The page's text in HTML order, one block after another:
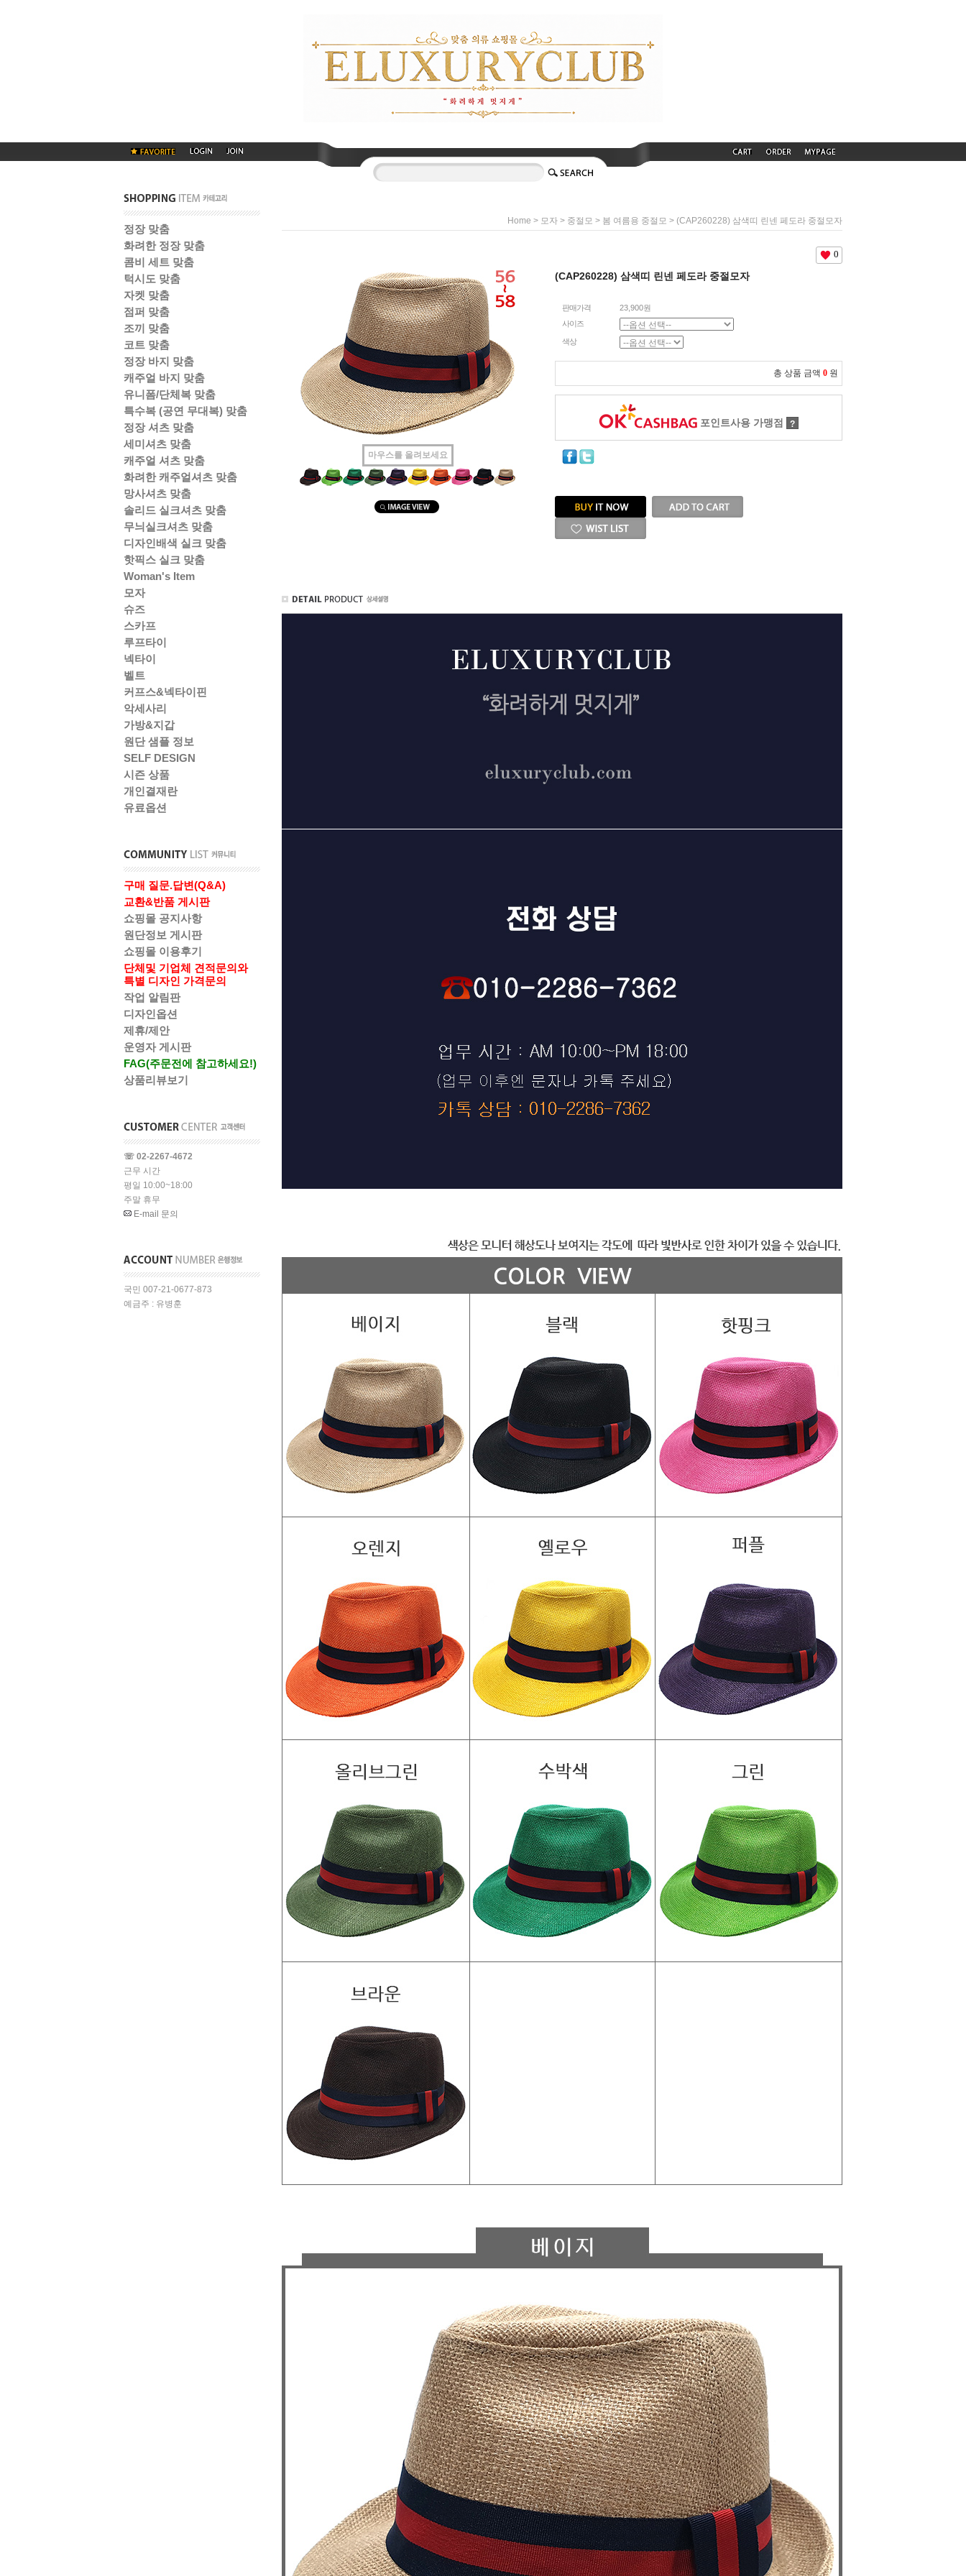
정장 맞춤
화려한 정장 맞춤
콤비 세트 맞춤
턱시도 맞춤
자켓 맞춤
점퍼 맞춤
조끼 맞춤
코트 맞춤
정장 바지 맞춤
캐주얼 바지 맞춤
유니폼/단체복 맞춤
특수복 (공연 무대복) 맞춤
정장 셔츠 맞춤
세미셔츠 맞춤
캐주얼 셔츠 맞춤
화려한 캐주얼셔츠 맞춤
망사셔츠 맞춤
솔리드 실크셔츠 맞춤
무늬실크셔츠 맞춤
디자인배색 실크 맞춤
핫픽스 실크 맞춤
Woman's Item
모자
슈즈
스카프
루프타이
넥타이
벨트
커프스&넥타이핀
악세사리
가방&지갑
원단 샘플 정보
SELF DESIGN
시즌 상품
개인결재란
유료옵션
구매 질문.답변(Q&A)
교환&반품 게시판
쇼핑몰 공지사항
원단정보 게시판
쇼핑몰 이용후기
단체및 기업체 견적문의와
특별 디자인 가격문의
작업 알림판
디자인옵션
제휴/제안
운영자 게시판
FAG(주문전에 참고하세요!)
상품리뷰보기
☏ 02-2267-4672
근무 시간
평일 10:00~18:00
주말 휴무
E-mail 문의
국민 007-21-0677-873
예금주 : 유병훈
Home > 모자 > 중절모 > 봄 여름용 중절모 > (CAP260228) 삼색띠 린넨 페도라 중절모자
마우스를 올려보세요
0
(CAP260228) 삼색띠 린넨 페도라 중절모자
판매가격
23,900원
사이즈
색상
총 상품 금액 0 원
포인트사용 가맹점 ?